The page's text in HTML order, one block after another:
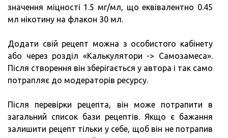
значення міцності 1.5 мг/мл, що еквівалентно 0.45
мл нікотину на флакон 30 мл.
Додати свій рецепт можна з особистого кабінету
або через розділ «Калькулятори -> Самозамеса».
Після створення він зберігається у автора і так само
потрапляє до модераторів ресурсу.
Після перевірки рецепта, він може потрапити в
загальний список бази рецептів. Якщо є бажання
залишити рецепт тільки у себе, щоб він не потрапив